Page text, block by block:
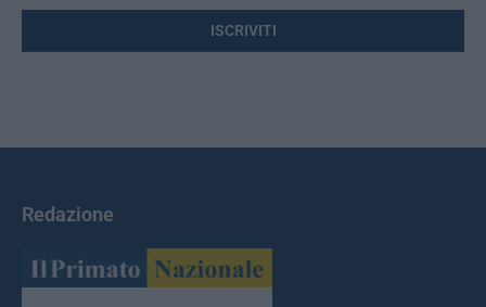
Redazione